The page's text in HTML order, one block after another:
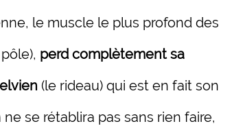
le muscle le plus profond des
perd complètement sa
(le rideau) qui est en fait son
se rétablira pas sans rien faire,